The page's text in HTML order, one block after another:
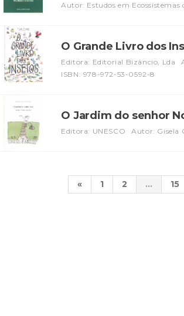
Autor: Estudos em Ecossistemas
O Grande Livro dos
Editora: Editorial Bizâncio, Lda
ISBN: 978-972-53-0592-8
O Jardim do senhor
Editora: UNESCO
Autor: Gisela
« 1 2 ... 15